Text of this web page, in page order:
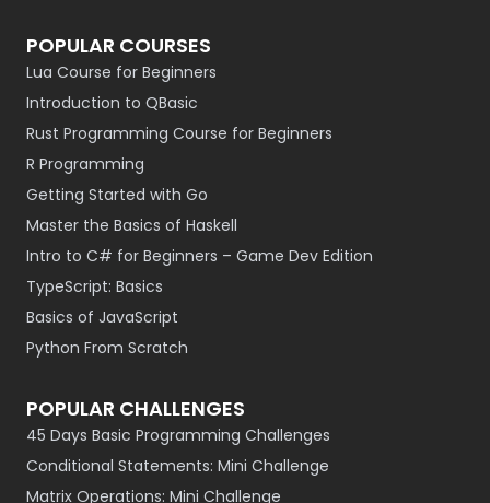
POPULAR COURSES
Lua Course for Beginners
Introduction to QBasic
Rust Programming Course for Beginners
R Programming
Getting Started with Go
Master the Basics of Haskell
Intro to C# for Beginners – Game Dev Edition
TypeScript: Basics
Basics of JavaScript
Python From Scratch
POPULAR CHALLENGES
45 Days Basic Programming Challenges
Conditional Statements: Mini Challenge
Matrix Operations: Mini Challenge